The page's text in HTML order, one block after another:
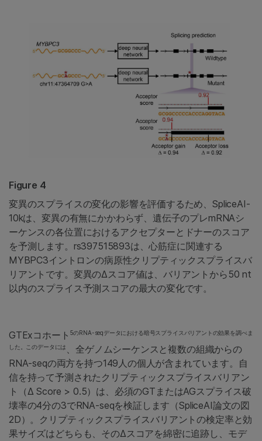
Figure 4
変異のスプライスの変化の影響を評価するため、SpliceAI-
10kは、変異の有無にかかわらず、遺伝子のプレmRNAシ
ーケンスの各位置におけるアクセプターとドナーのスコア
を予測します。rs397515893は、心筋症に関連する
MYBPC3イントロンの病原性クリプティックスプライスバ
リアントです。変異の∆スコア値は、バリアントから50 nt
以内のスプライス予測スコアの最大の変化です。
GTExコホート 5のRNA-seqデータにおける暗号スプライスバリアントの効果を調べま
した。このデータには 、全ゲノムシーケンスと複数の組織からの
RNA-seqの両方を持つ149人の個人が含まれています。自
信を持って予測されたクリプティックスプライスバリアン
ト（∆ Score > 0.5）は、必須のGTまたはAGスプライス破
壊率の4分の3でRNA-seqを検証します（SpliceAI論文の図
2D）。クリプティックスプライスバリアントの検定率と効
果サイズはどちらも、その∆スコアを綿密に追跡し、モデ